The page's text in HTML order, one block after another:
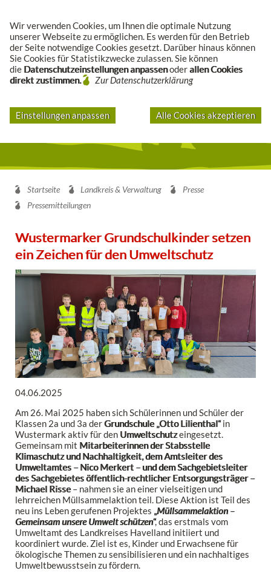
Wir verwenden Cookies, um Ihnen die optimale Nutzung
unserer Webseite zu ermöglichen. Es werden für den Betrieb
der Seite notwendige Cookies gesetzt. Darüber hinaus können
Sie Cookies für Statistikzwecke zulassen. Sie können
die Datenschutzeinstellungen anpassenoderallen Cookies
direkt zustimmen.
Zur Datenschutzerklärung
Einstellungen anpassen Alle Cookies akzeptieren
Startseite Landkreis & Verwaltung
Presse
Pressemitteilungen
Wustermarker Grundschulkinder setzen
ein Zeichen für den Umweltschutz
04.06.2025
Am 26. Mai 2025 haben sich Schülerinnen und Schüler der
Klassen 2a und 3a derGrundschule „Otto Lilienthal“in
Wustermark aktiv für den Umweltschutzeingesetzt.
Gemeinsam mit Mitarbeiterinnen der Stabsstelle
Klimaschutz und Nachhaltigkeit, dem Amtsleiter des
Umweltamtes – Nico Merkert – und dem Sachgebietsleiter
des Sachgebietes öffentlich-rechtlicher Entsorgungsträger –
Michael Risse– nahmen sie an einer vielseitigen und
lehrreichen Müllsammelaktion teil. Diese Aktion ist Teil des
neu ins Leben gerufenen Projektes „Müllsammelaktion –
Gemeinsam unsere Umwelt schützen“, das erstmals vom
Umweltamt des Landkreises Havelland initiiert und
koordiniert wurde. Ziel ist es, Kinder und Erwachsene für
ökologische Themen zu sensibilisieren und ein nachhaltiges
Umweltbewusstsein zu fördern.